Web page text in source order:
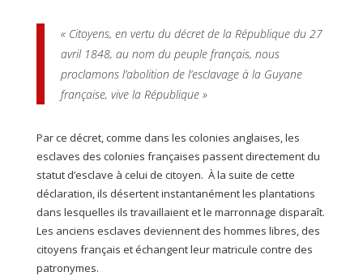
« Citoyens, en vertu du décret de la République du 27
avril 1848, au nom du peuple français, nous
proclamons l’abolition de l’esclavage à la Guyane
française, vive la République »
Par ce décret, comme dans les colonies anglaises, les
esclaves des colonies françaises passent directement du
statut d’esclave à celui de citoyen. À la suite de cette
déclaration, ils désertent instantanément les plantations
dans lesquelles ils travaillaient et le marronnage disparaît.
Les anciens esclaves deviennent des hommes libres, des
citoyens français et échangent leur matricule contre des
patronymes.